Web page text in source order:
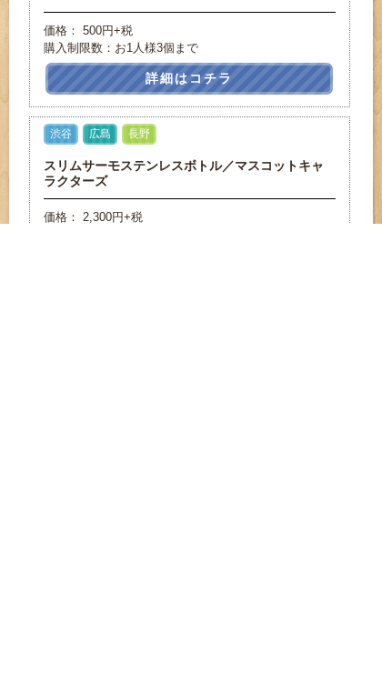
価格： 500円+税
購入制限数：お1人様3個まで
詳細はコチラ
渋谷 広島 長野
スリムサーモステンレスボトル／マスコットキャ
ラクターズ
価格： 2,300円+税